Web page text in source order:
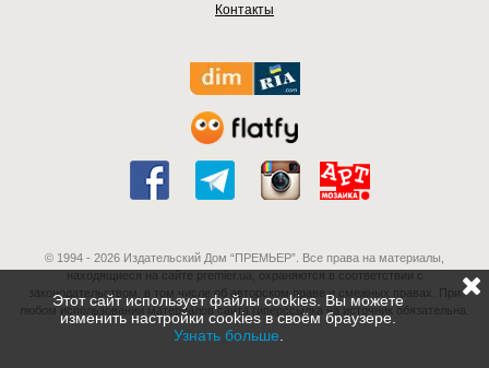
Контакты
© 1994 - 2026 Издательский Дом “ПРЕМЬЕР”. Все права на материалы,
находящиеся на сайте premier.ua, охраняются в соответствии с
законодательством, в том числе об авторском праве и смежных правах. При
любом использовании материалов сайта гиперссылка на источник обязательна.
Этот сайт использует файлы cookies. Вы можете
изменить настройки cookies в своём браузере.
Узнать больше